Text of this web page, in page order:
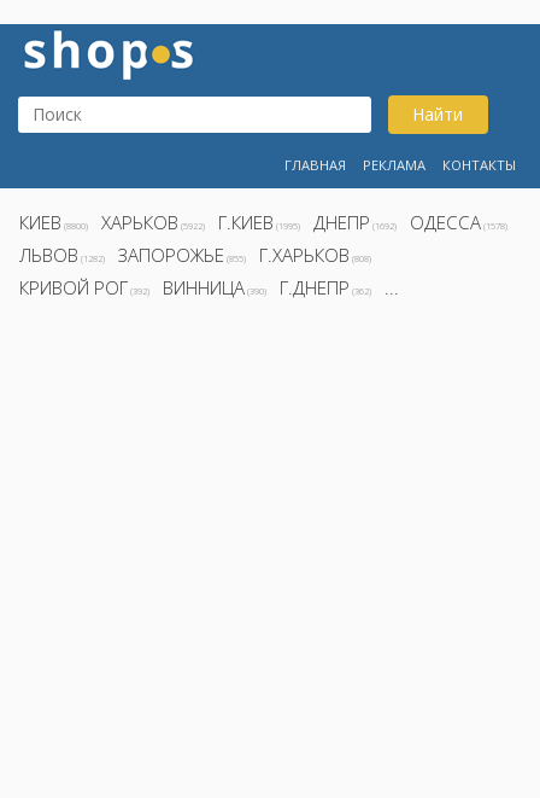
Найти
ГЛАВНАЯ РЕКЛАМА КОНТАКТЫ
КИЕВ (8800) ХАРЬКОВ (5922) Г.КИЕВ (1995) ДНЕПР (1692) ОДЕССА (1578)
ЛЬВОВ (1282) ЗАПОРОЖЬЕ (855) Г.ХАРЬКОВ (808)
КРИВОЙ РОГ (392) ВИННИЦА (390) Г.ДНЕПР (362) ...